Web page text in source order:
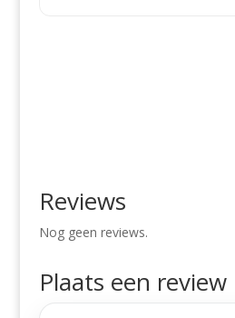
Reviews
Nog geen reviews.
Plaats een review